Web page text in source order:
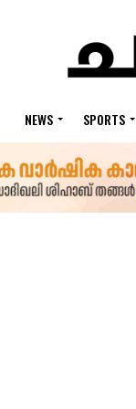
NEWS SPORTS